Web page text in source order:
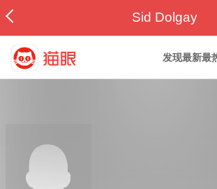
Sid Dolgay
发现最新最